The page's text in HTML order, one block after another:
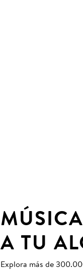
A TU
Explora más de